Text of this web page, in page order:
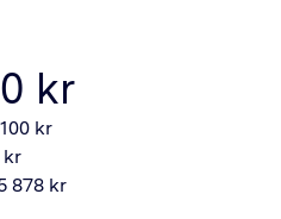
kr
kr
kr
878 kr